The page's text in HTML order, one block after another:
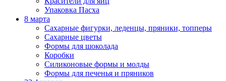
Упаковка Пасха
8 марта
Сахарные фигурки, леденцы, пряники, топперы
Сахарные цветы
Формы для шоколада
Коробки
Силиконовые формы и молды
Формы для печенья и пряников